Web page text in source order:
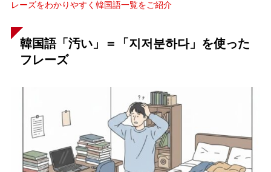
レーズをわかりやすく韓国語一覧をご紹介
韓国語「汚い」＝「지저분하다」を使った
フレーズ